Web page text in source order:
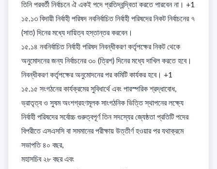
তিনি পরবর্তী নির্বাচনে ঐ একই পদে প্রতিদ্বন্দ্বিতা করতে পারবেন না। +1
১৫.১৩ বিদায়ী নির্বাহী পরিষদ নবনির্বাচিত নির্বাহী পরিষদের নিকট নির্বাচনের ৭
(সাত) দিনের মধ্যে দায়িত্ব হস্তান্তর করবেন।
১৫.১৪ নবনির্বাচিত নির্বাহী পরিষদ নিবন্ধীকরণ কর্তৃপক্ষের নিকট থেকে
অনুমোদনের জন্য নির্বাচনের ৩০ (ত্রিশ) দিনের মধ্যে দাখিল করতে হবে।
নিবন্ধীকরণ কর্তৃপক্ষের অনুমোদনের পর কমিটি কার্যকর হবে। +1
১৫.১৫ সংগঠনের কার্যক্রমের সুবিধার্থে এবং পারস্পরিক শ্রদ্ধাবোধ,
ভ্রাতৃত্ব ও সুষম অংশগ্রহণমূলক সাংগঠনিক ভিত্তি স্থাপনের লক্ষ্যে
নির্বাহী পরিষদের সর্বোচ্চ গুরুত্বপূর্ণ তিন সদস্যের জ্যেষ্ঠতা প্রতিটি পদের
বিপরীতে এসএসসি বা সমমানের পরীক্ষায় উত্তীর্ণ হওয়ার পর যথাক্রমে
সভাপতি ৪০ বছর,
মহাসচিব ২৮ বছর এবং